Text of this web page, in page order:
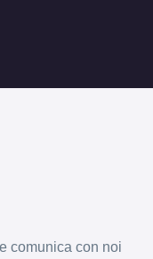
comunica con noi